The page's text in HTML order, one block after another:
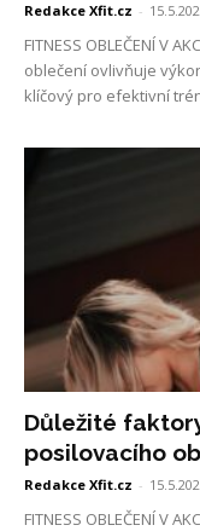
Redakce Xfit.cz -
FITNESS OBLEČENÍ V
oblečení ovlivňuje
klíčový pro efektivní
Důležité
posilovacího
Redakce Xfit.cz -
FITNESS OBLEČENÍ V